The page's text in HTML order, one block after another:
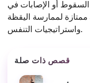
أو الإصابات في
ممتازة لممارسة اليقظة
واستراتيجيات التنفس.
قصص ذات صلة